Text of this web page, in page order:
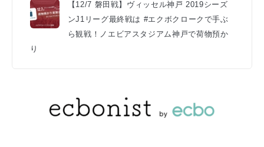
【12/7 磐田戦】ヴィッセル神戸 2019シーズ
ンJ1リーグ最終戦は #エクボクロークで手ぶ
ら観戦！ノエビアスタジアム神戸で荷物預か
り